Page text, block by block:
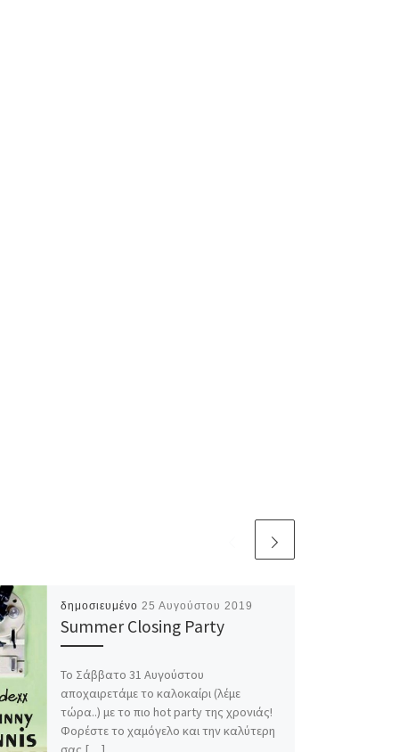
δημοσιευμένο 25 Αυγούστου 2019
Summer Closing Party
To Σάββατο 31 Αυγούστου
αποχαιρετάμε το καλοκαίρι (λέμε
τώρα..) με το πιο hot party της χρονιάς!
Φορέστε τo χαμόγελο και την καλύτερη